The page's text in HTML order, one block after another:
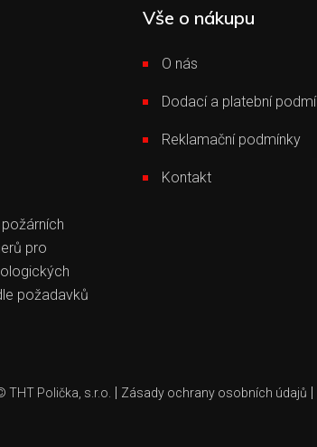
pro
požadavků
Vše o nákupu
O nás
Dodací a platební
Reklamační podmínky
Kontakt
THT Polička, s.r.o. Zásady ochrany osobních údajů